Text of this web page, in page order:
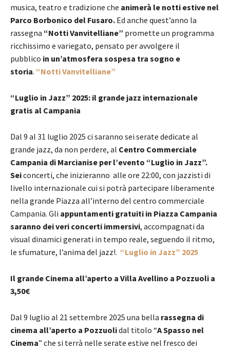
musica, teatro e tradizione che animerà le notti estive nel
Parco Borbonico del Fusaro. Ed anche quest’anno la
rassegna “Notti Vanvitelliane” promette un programma
ricchissimo e variegato, pensato per avvolgere il
pubblico in un’atmosfera sospesa tra sogno e
storia. “Notti Vanvitelliane”
“Luglio in Jazz” 2025: il grande jazz internazionale
gratis al Campania
Dal 9 al 31 luglio 2025 ci saranno sei serate dedicate al
grande jazz, da non perdere, al Centro Commerciale
Campania di Marcianise per l’evento “Luglio in Jazz”.
Seiconcerti, che inizieranno alle ore 22:00, con jazzisti di
livello internazionale cui si potrà partecipare liberamente
nella grande Piazza all’interno del centro commerciale
Campania. Gli appuntamenti gratuiti in Piazza Campania
saranno dei veri concerti immersivi, accompagnati da
visual dinamici generati in tempo reale, seguendo il ritmo,
le sfumature, l’anima del jazz!. “Luglio in Jazz” 2025
Il grande Cinema all’aperto a Villa Avellino a Pozzuoli a
3,50€
Dal 9 luglio al 21 settembre 2025 una bella rassegna di
cinema all’aperto a Pozzuolidal titolo “A Spasso nel
Cinema” che si terrà nelle serate estive nel fresco dei